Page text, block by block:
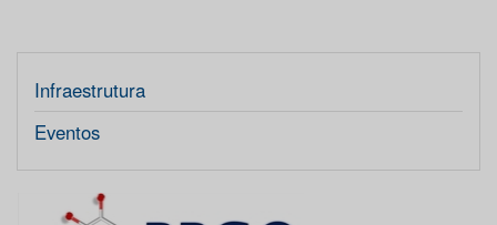
Infraestrutura
Eventos